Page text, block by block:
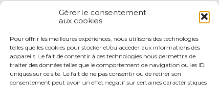
Gérer le consentement
aux cookies
Pour offrir les meilleures expériences, nous utilisons des technologies
telles que les cookies pour stocker et/ou accéder aux informations des
appareils. Le fait de consentir à ces technologies nous permettra de
traiter des données telles que le comportement de navigation ou les ID
uniques sur ce site. Le fait de ne pas consentir ou de retirer son
consentement peut avoir un effet négatif sur certaines caractéristiques
comptent-elles ?
COMMENTAIRES RÉCENTS